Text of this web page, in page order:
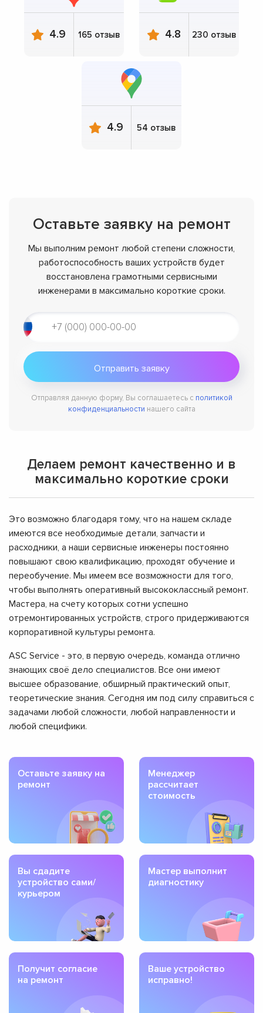
4.9 165 отзыв 4.8 230 отзыв
4.9 54 отзыв
Оставьте заявку на ремонт
Мы выполним ремонт любой степени сложности,
работоспособность ваших устройств будет
восстановлена грамотными сервисными
инженерами в максимально короткие сроки.
Отправляя данную форму, Вы соглашаетесь с политикой
конфиденциальности нашего сайта
Делаем ремонт качественно и в
максимально короткие сроки
Это возможно благодаря тому, что на нашем складе
имеются все необходимые детали, запчасти и
расходники, а наши сервисные инженеры постоянно
повышают свою квалификацию, проходят обучение и
переобучение. Мы имеем все возможности для того,
чтобы выполнять оперативный высококлассный ремонт.
Мастера, на счету которых сотни успешно
отремонтированных устройств, строго придерживаются
корпоративной культуры ремонта.
ASC Service - это, в первую очередь, команда отлично
знающих своё дело специалистов. Все они имеют
высшее образование, обширный практический опыт,
теоретические знания. Сегодня им под силу справиться с
задачами любой сложности, любой направленности и
любой специфики.
Оставьте заявку на
ремонт
Менеджер
рассчитает
стоимость
Вы сдадите
устройство сами/
курьером
Мастер выполнит
диагностику
Получит согласие
на ремонт
Ваше устройство
исправно!